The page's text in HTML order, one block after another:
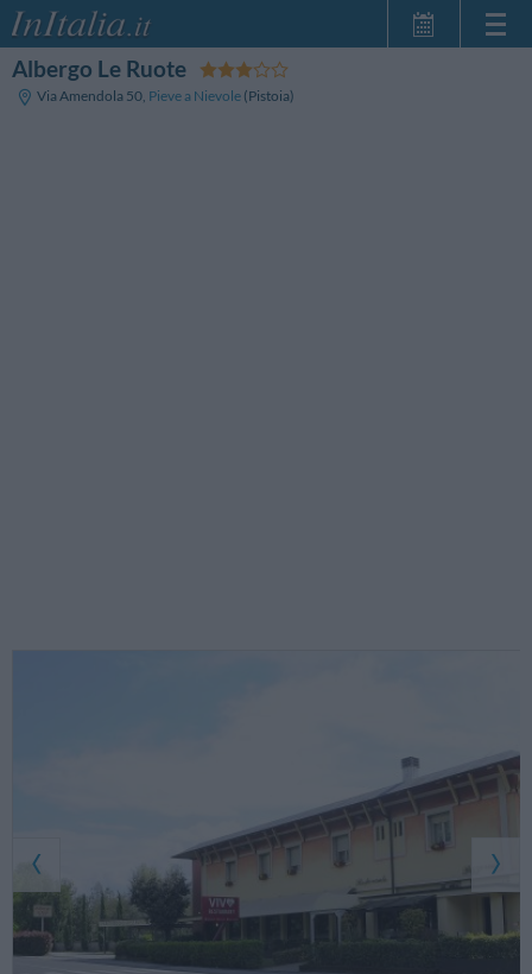
Albergo Le Ruote
Via Amendola 50, Pieve a Nievole (Pistoia)